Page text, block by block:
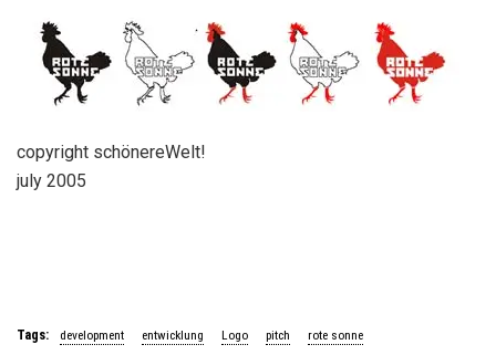
copyright schönereWelt!
july 2005
Tags: development entwicklung Logo pitch rote sonne